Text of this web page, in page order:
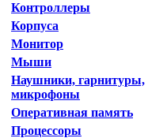
Контроллеры
Корпуса
Монитор
Мыши
Наушники, гарнитуры,
микрофоны
Оперативная память
Процессоры